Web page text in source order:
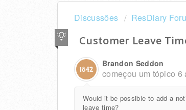
Discussões ResDiary
Customer Leave
Brandon Seddon
começou um tópico 6
Would it be possible to add a
leave time?